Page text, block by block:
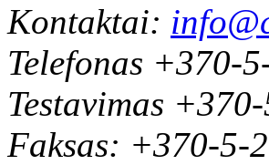
Kontaktai:
Telefonas +370-
Testavimas
Faksas: +370-5-